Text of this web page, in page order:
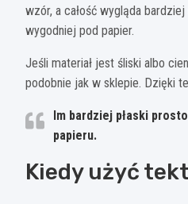
wzór, a całość wygląda
wygodniej pod papier.
Jeśli materiał jest śliski albo
podobnie jak w sklepie. Dzięki
Im bardziej płaski
papieru.
Kiedy użyć